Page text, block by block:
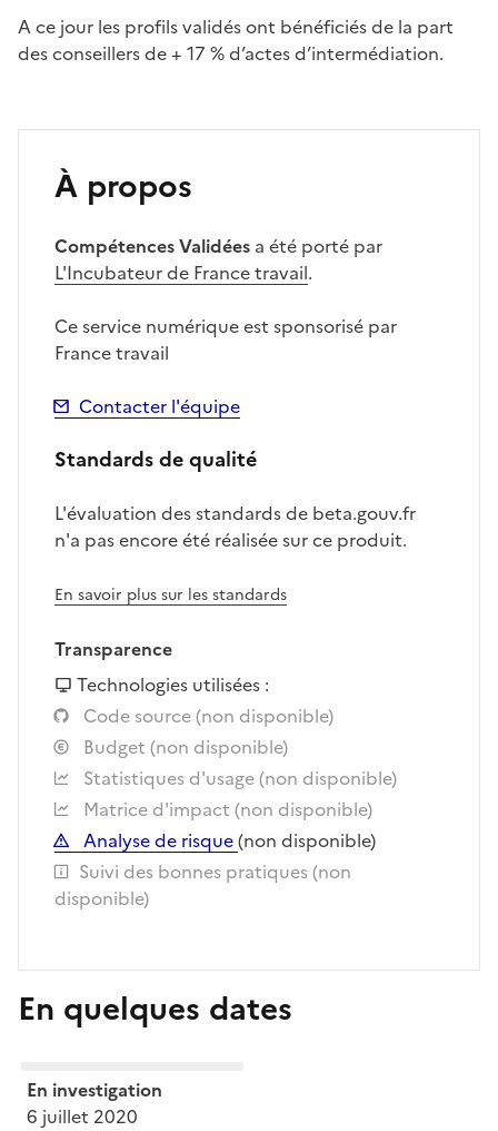
A ce jour les profils validés ont bénéficiés de la part
des conseillers de + 17 % d’actes d’intermédiation.
À propos
Compétences Validées a été porté par
L'Incubateur de France travail.
Ce service numérique est sponsorisé par
France travail
Contacter l'équipe
Standards de qualité
L'évaluation des standards de beta.gouv.fr
n'a pas encore été réalisée sur ce produit.
En savoir plus sur les standards
Transparence
Technologies utilisées :
Code source (non disponible)
Budget (non disponible)
Statistiques d'usage (non disponible)
Matrice d'impact (non disponible)
Analyse de risque(non disponible)
Suivi des bonnes pratiques (non
disponible)
En quelques dates
En investigation
6 juillet 2020